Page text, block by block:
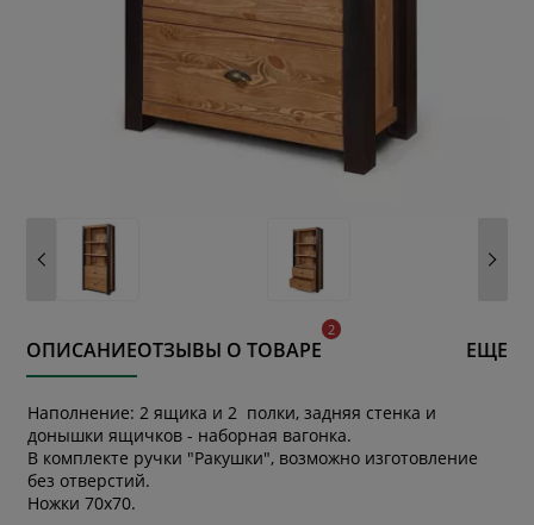
ОПИСАНИЕОТЗЫВЫ О ТОВАРЕ ЕЩЕ
Наполнение: 2 ящика и 2 полки, задняя стенка и
донышки ящичков - наборная вагонка.
В комплекте ручки "Ракушки", возможно изготовление
без отверстий.
Ножки 70х70.